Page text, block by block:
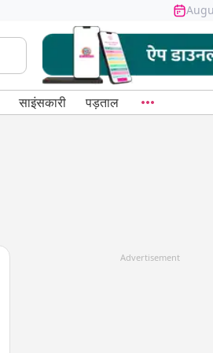
साइंसकारी पड़ताल
Advertisement